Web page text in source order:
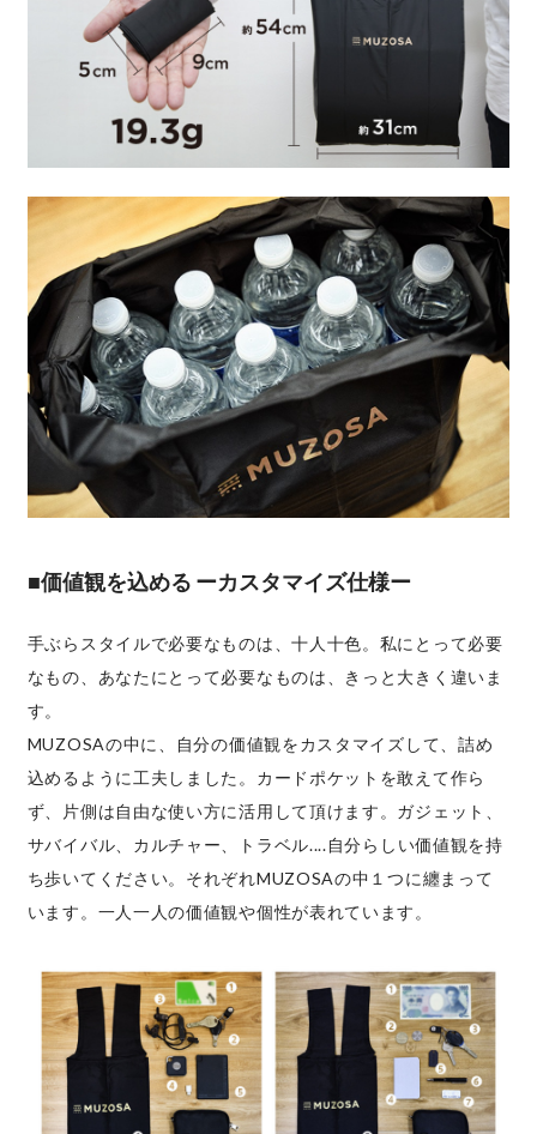
■価値観を込める ーカスタマイズ仕様ー
手ぶらスタイルで必要なものは、十人十色。私にとって必要
なもの、あなたにとって必要なものは、きっと大きく違いま
す。
MUZOSAの中に、自分の価値観をカスタマイズして、詰め
込めるように工夫しました。カードポケットを敢えて作ら
ず、片側は自由な使い方に活用して頂けます。ガジェット、
サバイバル、カルチャー、トラベル....自分らしい価値観を持
ち歩いてください。それぞれMUZOSAの中１つに纏まって
います。一人一人の価値観や個性が表れています。